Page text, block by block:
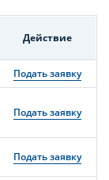
Действие
Подать заявку
Подать заявку
Подать заявку